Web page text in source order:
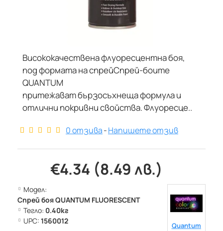
Висококачествена флуоресцентна боя,
под формата на спрейСпрей-боите
QUANTUM
притежават бързосъхнеща формула и
отлични покривни свойства. Флуоресце..
0 отзива-Напишете отзив
€4.34 (8.49 лв.)
Модел:
Спрей боя QUANTUM FLUORESCENT
Тегло: 0.40кг
UPC: 1560012
Quantum